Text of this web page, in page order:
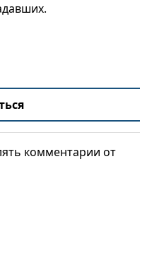
комментарии от